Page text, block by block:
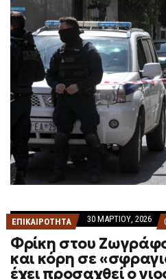
ΕΠΙΚΑΙΡΟΤΗΤΑ 30 ΜΑΡΤΊΟΥ, 2026
Φρίκη στου
και κόρη σε
έχει προσαχθεί ο